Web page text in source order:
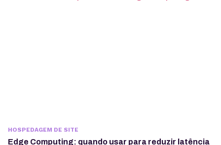
HOSPEDAGEM DE SITE
Edge Computing: quando usar para reduzir latência